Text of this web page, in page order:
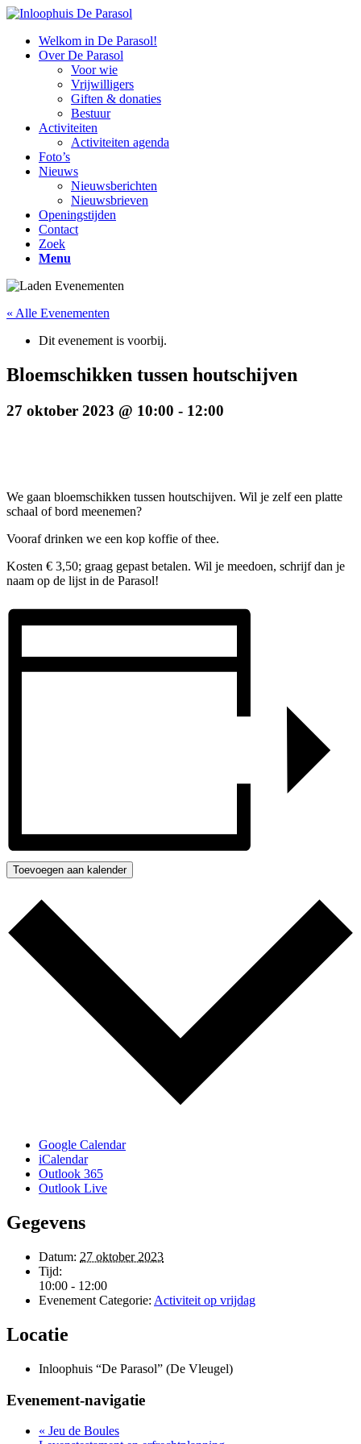
Welkom in De Parasol!
Over De Parasol
Voor wie
Vrijwilligers
Giften & donaties
Bestuur
Activiteiten
Activiteiten agenda
Foto’s
Nieuws
Nieuwsberichten
Nieuwsbrieven
Openingstijden
Contact
Zoek
Menu
« Alle Evenementen
Dit evenement is voorbij.
Bloemschikken tussen houtschijven
27 oktober 2023 @ 10:00 - 12:00
We gaan bloemschikken tussen houtschijven. Wil je zelf een platte
schaal of bord meenemen?
Vooraf drinken we een kop koffie of thee.
Kosten € 3,50; graag gepast betalen. Wil je meedoen, schrijf dan je
naam op de lijst in de Parasol!
Toevoegen aan kalender
Google Calendar
iCalendar
Outlook 365
Outlook Live
Gegevens
Datum: 27 oktober 2023
Tijd:
10:00 - 12:00
Evenement Categorie: Activiteit op vrijdag
Locatie
Inloophuis “De Parasol” (De Vleugel)
Evenement-navigatie
« Jeu de Boules